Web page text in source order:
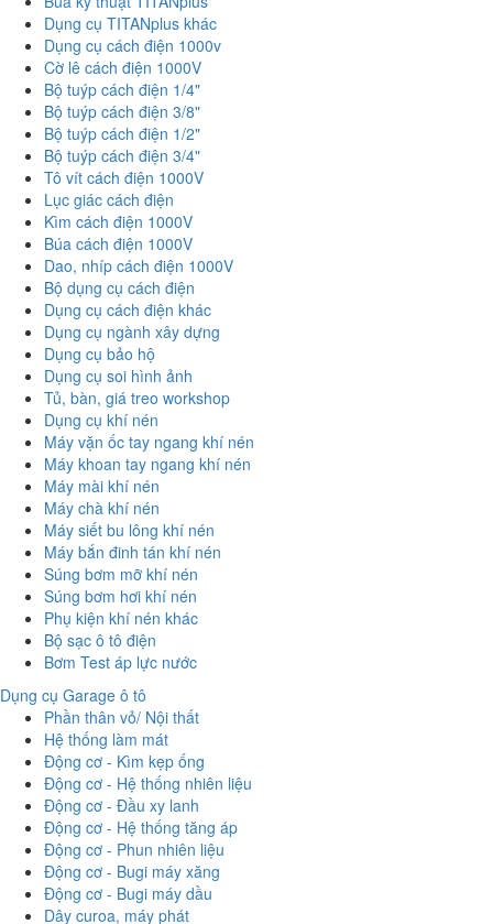
Dụng cụ TITANplus khác
Dụng cụ cách điện 1000v
Cờ lê cách điện 1000V
Bộ tuýp cách điện 1/4"
Bộ tuýp cách điện 3/8"
Bộ tuýp cách điện 1/2"
Bộ tuýp cách điện 3/4"
Tô vít cách điện 1000V
Lục giác cách điện
Kìm cách điện 1000V
Búa cách điện 1000V
Dao, nhíp cách điện 1000V
Bộ dụng cụ cách điện
Dụng cụ cách điện khác
Dụng cụ ngành xây dựng
Dụng cụ bảo hộ
Dụng cụ soi hình ảnh
Tủ, bàn, giá treo workshop
Dụng cụ khí nén
Máy vặn ốc tay ngang khí nén
Máy khoan tay ngang khí nén
Máy mài khí nén
Máy chà khí nén
Máy siết bu lông khí nén
Máy bắn đinh tán khí nén
Súng bơm mỡ khí nén
Súng bơm hơi khí nén
Phụ kiện khí nén khác
Bộ sạc ô tô điện
Bơm Test áp lực nước
Dụng cụ Garage ô tô
Phần thân vỏ/ Nội thất
Hệ thống làm mát
Động cơ - Kìm kẹp ống
Động cơ - Hệ thống nhiên liệu
Động cơ - Đầu xy lanh
Động cơ - Hệ thống tăng áp
Động cơ - Phun nhiên liệu
Động cơ - Bugi máy xăng
Động cơ - Bugi máy dầu
Dây curoa, máy phát